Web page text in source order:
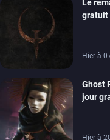
Le
gratuit
Hier à
Ghost
jour
Hier à